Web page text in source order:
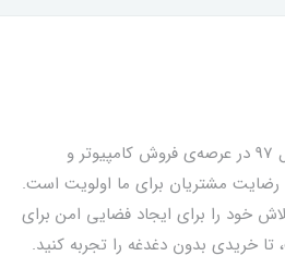
فروشگاه کوشا سیستم، از سال 97 در عرصه‌ی فروش کامپیوتر و
رضایت مشتریان برای ما اولویت است.
خود را برای ایجاد فضایی امن برای
خریدی بدون دغدغه را تجربه کنید.